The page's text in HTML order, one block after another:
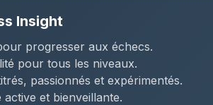
Insight
progresser aux échecs.
pour tous les niveaux.
passionnés et expérimentés.
et bienveillante.